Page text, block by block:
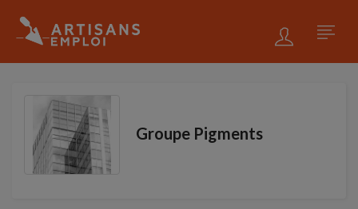
Groupe Pigments